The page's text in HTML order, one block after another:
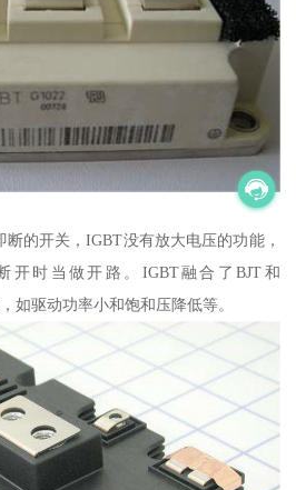
的开关，IGBT没有放大电压的功能，
开时当做开路。IGBT融合了BJT和
如驱动功率小和饱和压降低等。